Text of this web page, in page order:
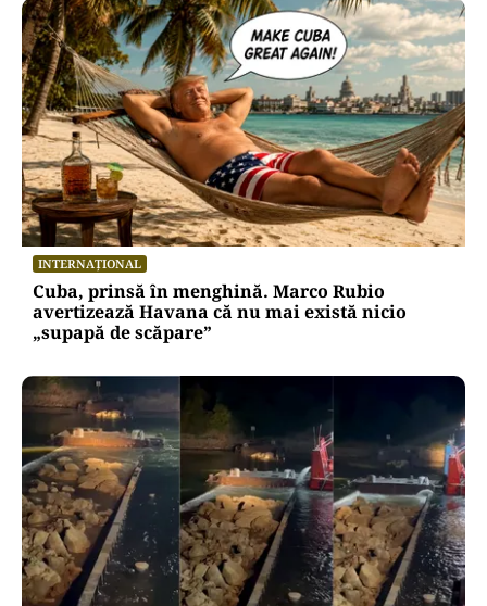
INTERNAȚIONAL
Cuba, prinsă în menghină. Marco Rubio
avertizează Havana că nu mai există nicio
„supapă de scăpare”